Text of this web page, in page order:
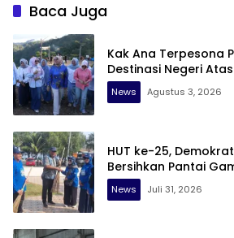
Baca Juga
Kak Ana Terpesona
Destinasi Negeri
News Agustus 3, 2026
HUT ke-25,
Bersihkan Pantai
News Juli 31, 2026